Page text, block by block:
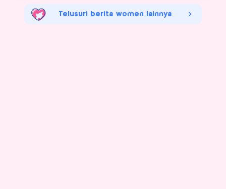
Telusuri berita women lainnya